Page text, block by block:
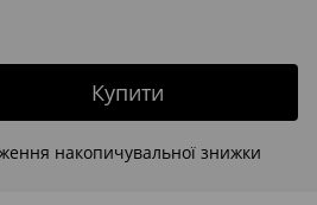
Купити
накопичувальної знижки